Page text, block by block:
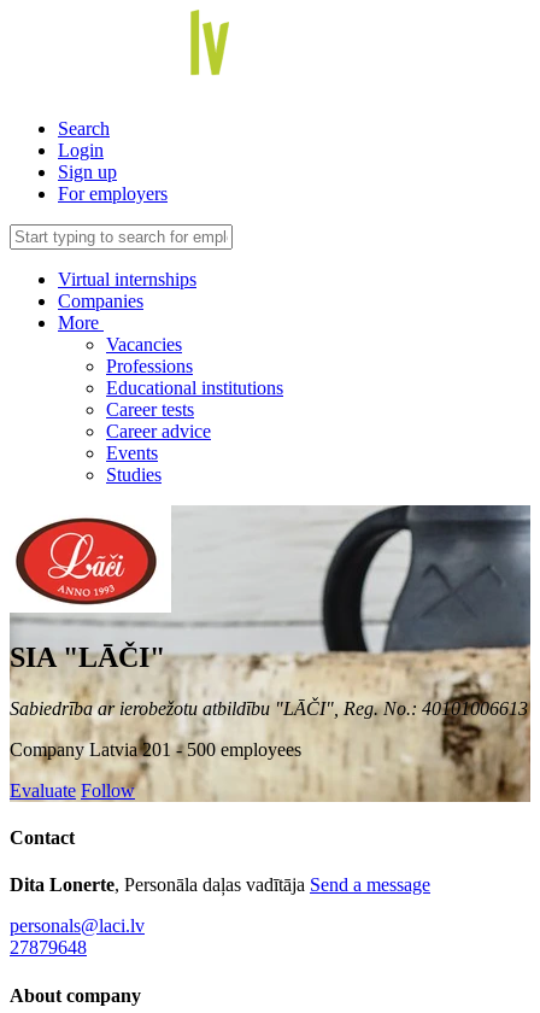
Search
Login
Sign up
For employers
Virtual internships
Companies
More
Vacancies
Professions
Educational institutions
Career tests
Career advice
Events
Studies
SIA "LĀČI"
Sabiedrība ar ierobežotu atbildību "LĀČI", Reg. No.: 40101006613
Company Latvia 201 - 500 employees
Evaluate Follow
Contact
Dita Lonerte, Personāla daļas vadītāja Send a message
personals@laci.lv
27879648
About company